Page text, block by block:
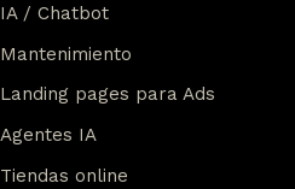
IA / Chatbot
Mantenimiento
Landing pages para Ads
Agentes IA
Tiendas online